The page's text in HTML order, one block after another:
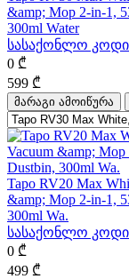
&amp; Mop 2-in-1,
300ml Water
სასაქონლო
0 ₾
599 ₾
მარაგი ამოიწურა
Tapo RV20 Max
&amp; Mop 2-in-1,
300ml Wa.
სასაქონლო
0 ₾
499 ₾